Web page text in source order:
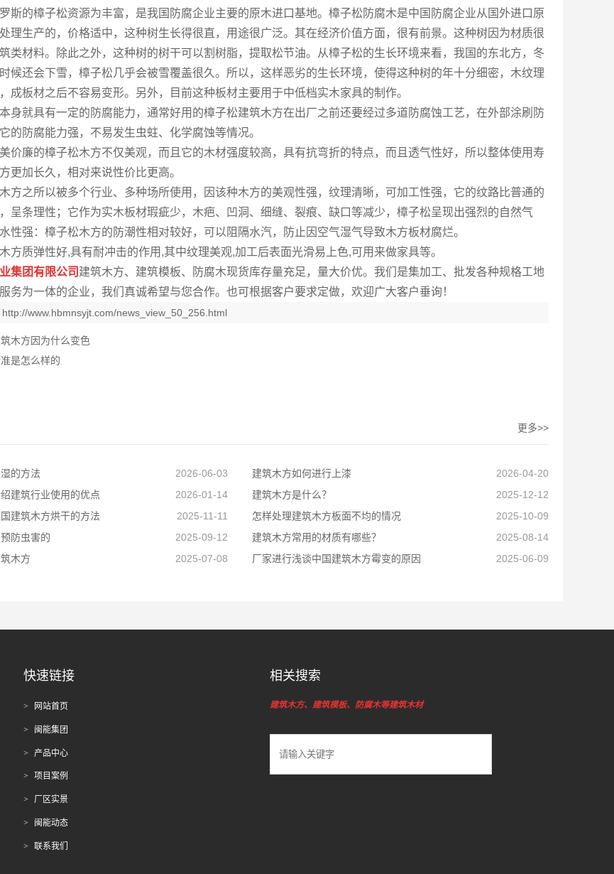
斯的樟子松资源为丰富，是我国防腐企业主要的原木进口基地。樟子松防腐木是中国防腐企业从国外进口原
理生产的，价格适中，这种树生长得很直，用途很广泛。其在经济价值方面，很有前景。这种树因为材质很
类材料。除此之外，这种树的树干可以割树脂，提取松节油。从樟子松的生长环境来看，我国的东北方，冬
候还会下雪，樟子松几乎会被雪覆盖很久。所以，这样恶劣的生长环境，使得这种树的年十分细密，木纹理
成板材之后不容易变形。另外，目前这种板材主要用于中低档实木家具的制作。
身就具有一定的防腐能力，通常好用的樟子松建筑木方在出厂之前还要经过多道防腐蚀工艺，在外部涂刷防
的防腐能力强，不易发生虫蛀、化学腐蚀等情况。
价廉的樟子松木方不仅美观，而且它的木材强度较高，具有抗弯折的特点，而且透气性好，所以整体使用寿
更加长久，相对来说性价比更高。
方之所以被多个行业、多种场所使用，因该种木方的美观性强，纹理清晰，可加工性强，它的纹路比普通的
呈条理性；它作为实木板材瑕疵少，木疤、凹洞、细缝、裂痕、缺口等减少，樟子松呈现出强烈的自然气
性强：樟子松木方的防潮性相对较好，可以阻隔水汽，防止因空气湿气导致木方板材腐烂。
方质弹性好,具有耐冲击的作用,其中纹理美观,加工后表面光滑易上色,可用来做家具等。
集团有限公司 建筑木方、建筑模板、防腐木现货库存量充足，量大价优。我们是集加工、批发各种规格工地
务为一体的企业，我们真诚希望与您合作。也可根据客户要求定做，欢迎广大客户垂询！
http://www.hbmnsyjt.com/news_view_50_256.html
木方因为什么变色
是怎么样的
更多>>
的方法 2026-06-03 建筑木方如何进行上漆
2026-04-20
建筑行业使用的优点
2026-01-14 建筑木方是什么？
2025-12-12
建筑木方烘干的方法
2025-11-11 怎样处理建筑木方板面不均的情况
2025-10-09
防虫害的
2025-09-12 建筑木方常用的材质有哪些？
2025-08-14
木方
2025-07-08 厂家进行浅谈中国建筑木方霉变的原因 2025-06-09
快速链接
网站首页
闽能集团
产品中心
项目案例
厂区实景
闽能动态
联系我们
相关搜索
建筑木方、建筑模板、防腐木等建筑木材